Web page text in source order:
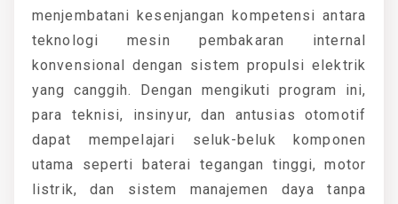
menjembatani kesenjangan kompetensi antara
teknologi mesin pembakaran internal
konvensional dengan sistem propulsi elektrik
yang canggih. Dengan mengikuti program ini,
para teknisi, insinyur, dan antusias otomotif
dapat mempelajari seluk-beluk komponen
utama seperti baterai tegangan tinggi, motor
listrik, dan sistem manajemen daya tanpa